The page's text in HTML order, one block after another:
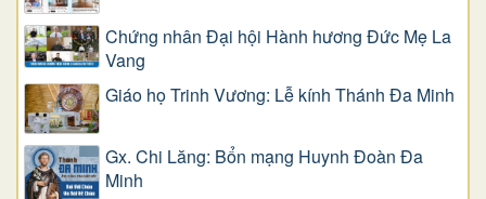
Chứng nhân Đại hội Hành hương Đức Mẹ La
Vang
Giáo họ Trinh Vương: Lễ kính Thánh Đa Minh
Gx. Chi Lăng: Bổn mạng Huynh Đoàn Đa
Minh